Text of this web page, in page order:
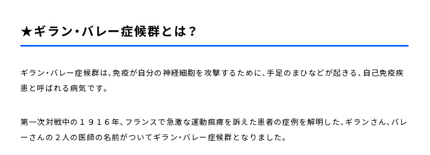
★ギラン・バレー症候群とは？
ギラン・バレー症候群は、免疫が自分の神経細胞を攻撃するために、手足のまひなどが起きる、自己免疫疾
患と呼ばれる病気です。
第一次対戦中の１９１６年、フランスで急激な運動痲痺を訴えた患者の症例を解明した、ギランさん、バレ
ーさんの２人の医師の名前がついてギラン・バレー症候群となりました。